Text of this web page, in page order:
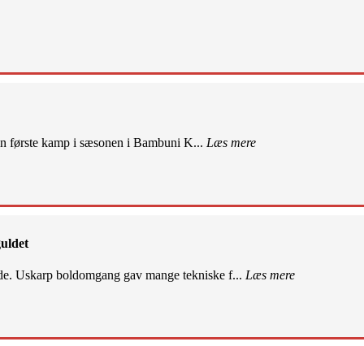
første kamp i sæsonen i Bambuni K... Læs mere
Uskarp boldomgang gav mange tekniske f... Læs mere